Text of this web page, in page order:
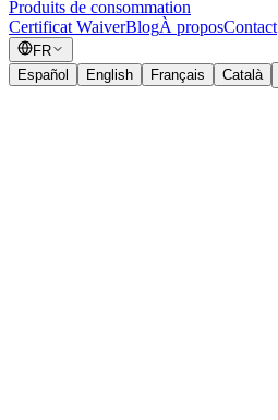
Produits de consommation
Certificat WaiverBlogÀ proposContact
FR
Español
English Français Català